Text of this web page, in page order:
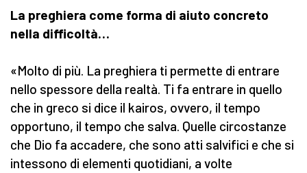
La preghiera come forma di aiuto concreto
nella difficoltà…
«Molto di più. La preghiera ti permette di entrare
nello spessore della realtà. Ti fa entrare in quello
che in greco si dice il kairos, ovvero, il tempo
opportuno, il tempo che salva. Quelle circostanze
che Dio fa accadere, che sono atti salvifici e che si
intessono di elementi quotidiani, a volte